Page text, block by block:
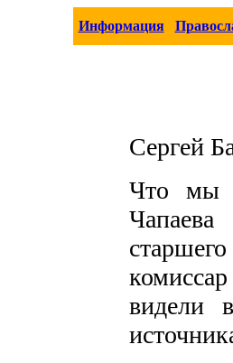
Информация
Сергей
Что мы
видели